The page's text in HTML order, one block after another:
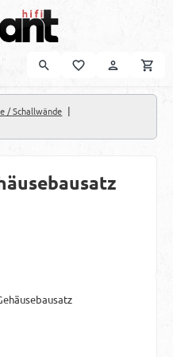
/ Schallwände |